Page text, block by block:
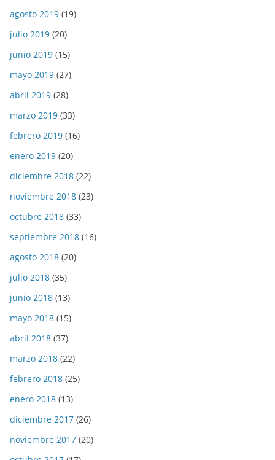
agosto 2019 (19)
julio 2019 (20)
junio 2019 (15)
mayo 2019 (27)
abril 2019 (28)
marzo 2019 (33)
febrero 2019 (16)
enero 2019 (20)
diciembre 2018 (22)
noviembre 2018 (23)
octubre 2018 (33)
septiembre 2018 (16)
agosto 2018 (20)
julio 2018 (35)
junio 2018 (13)
mayo 2018 (15)
abril 2018 (37)
marzo 2018 (22)
febrero 2018 (25)
enero 2018 (13)
diciembre 2017 (26)
noviembre 2017 (20)